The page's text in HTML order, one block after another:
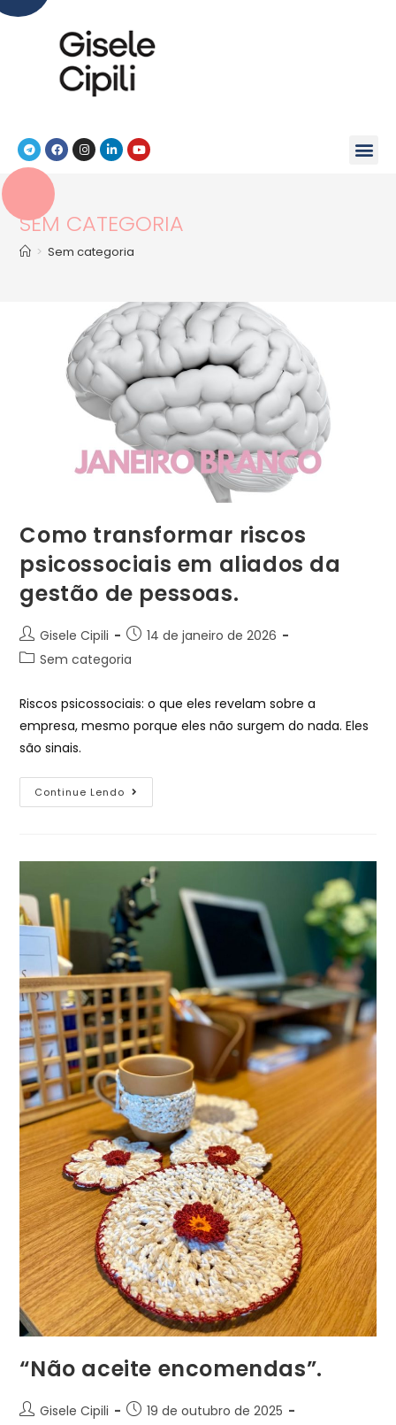
SEM CATEGORIA
> Sem categoria
Como transformar riscos
psicossociais em aliados da
gestão de pessoas.
Gisele Cipili
14 de janeiro de 2026
Sem categoria
Riscos psicossociais: o que eles revelam sobre a
empresa, mesmo porque eles não surgem do nada. Eles
são sinais.
Continue Lendo
“Não aceite encomendas”.
Gisele Cipili
19 de outubro de 2025